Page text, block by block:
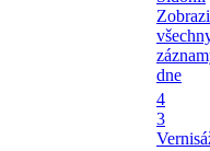
dne
4
3